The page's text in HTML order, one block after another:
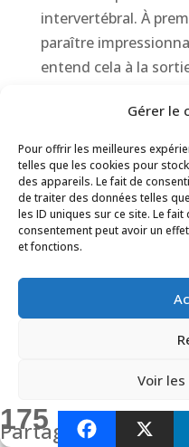
Gérer le
Pour offrir les meilleures
telles que les cookies pour
des appareils. Le fait de
de traiter des données telles
les ID uniques sur ce site. Le
consentement peut avoir un
et fonctions.
Voir
Politique de cookies
intervertébral. À
paraître
entend cela à la
vieillissement
qui compte vraiment,
faites de votre corps.
machine
réparer si on le
n’ayez plus peur de
Si cet article vous a
partager et
encore plus de
sport avec une
175
Partages